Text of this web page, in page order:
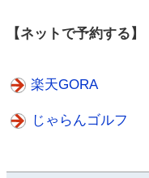
【ネットで予約する】
楽天GORA
じゃらんゴルフ